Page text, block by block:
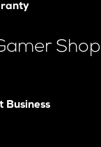
Shop
Business